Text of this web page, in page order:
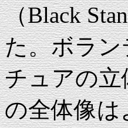
（Black
た。ボラ
チュアの
の全体像